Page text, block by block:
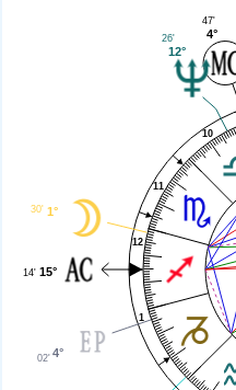
1
10
11
12
4°
47'
12°
26'
1°
30'
15°
14'
4°
02'